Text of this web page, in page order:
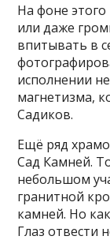
На фоне
или даже
впитывать в
исполнении
магнетизма,
Садиков.
Ещё ряд
Сад Камней.
небольшом
гранитной
камней. Но
Глаз отвести